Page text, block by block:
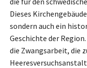
Dieses
sondern auch ein
Geschichte der
die Zwangsarbeit, die